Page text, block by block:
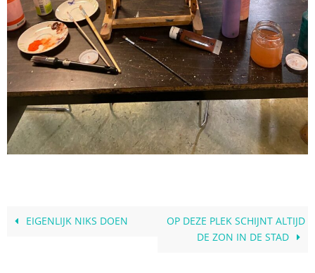
EIGENLIJK NIKS DOEN
OP DEZE PLEK SCHIJNT ALTIJD
DE ZON IN DE STAD